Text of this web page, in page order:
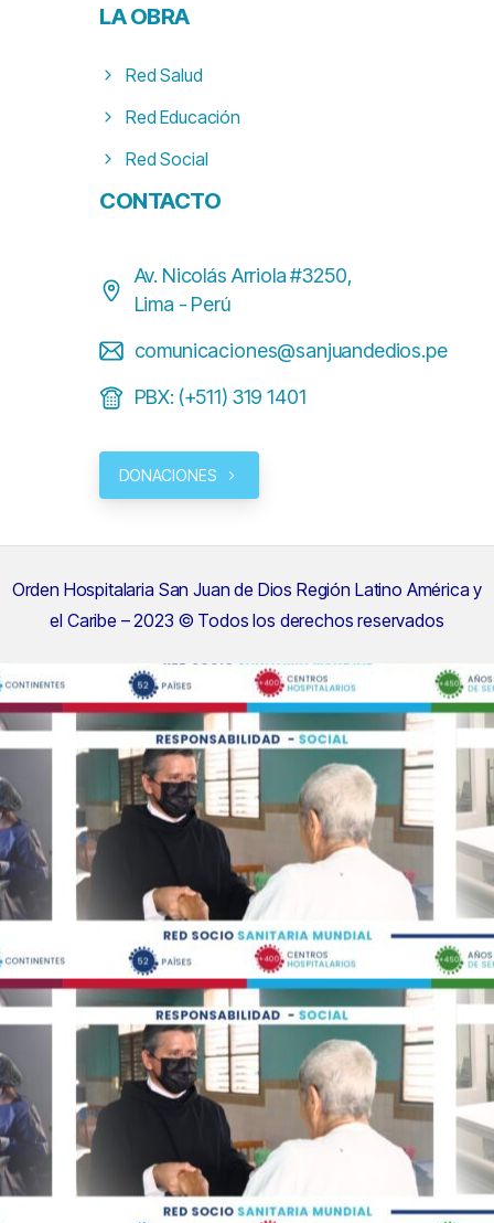
LAOBRA
Red Salud
Red Educación
Red Social
CONTACTO
Av. Nicolás Arriola #3250,
Lima - Perú
comunicaciones@sanjuandedios.pe
PBX: (+511) 319 1401
DONACIONES
Orden Hospitalaria San Juan de Dios Región Latino América y
el Caribe – 2023 © Todos los derechos reservados